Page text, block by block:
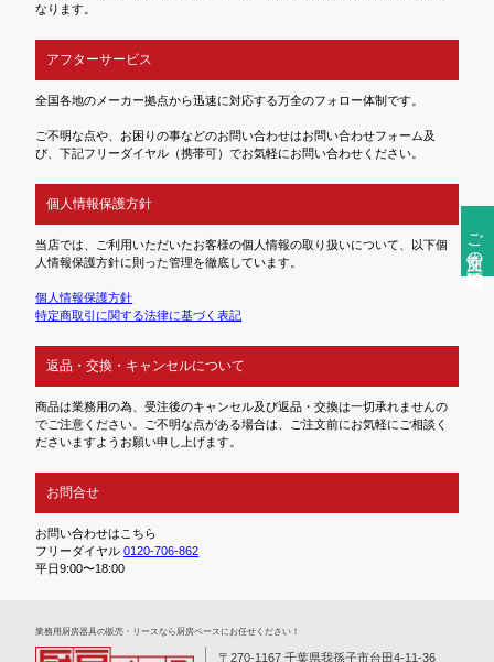
ご注文前の確認事項
なります。
アフターサービス
全国各地のメーカー拠点から迅速に対応する万全のフォロー体制です。
ご不明な点や、お困りの事などのお問い合わせはお問い合わせフォーム及
び、下記フリーダイヤル（携帯可）でお気軽にお問い合わせください。
個人情報保護方針
当店では、ご利用いただいたお客様の個人情報の取り扱いについて、以下個
人情報保護方針に則った管理を徹底しています。
個人情報保護方針
特定商取引に関する法律に基づく表記
返品・交換・キャンセルについて
商品は業務用の為、受注後のキャンセル及び返品・交換は一切承れませんの
でご注意ください。ご不明な点がある場合は、ご注文前にお気軽にご相談く
ださいますようお願い申し上げます。
お問合せ
お問い合わせはこちら
フリーダイヤル0120-706-862
平日9:00〜18:00
業務⽤厨房器具の販売・リースなら厨房ベースにお任せください！
〒270-1167 千葉県我孫子市台田4-11-36